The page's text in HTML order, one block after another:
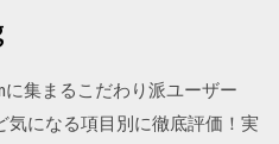
集まるこだわり派ユーザー
気になる項目別に徹底評価！実